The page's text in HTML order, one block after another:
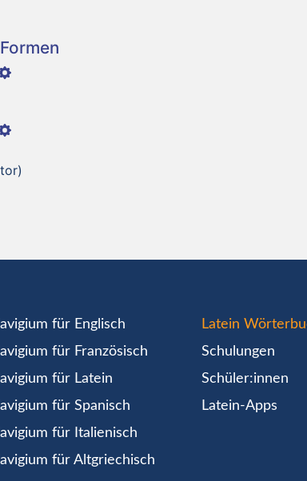
für Englisch
für Französisch
für Latein
für Spanisch
für Italienisch
für Altgriechisch
Latein
Schulungen
Schüler:innen
Latein-Apps